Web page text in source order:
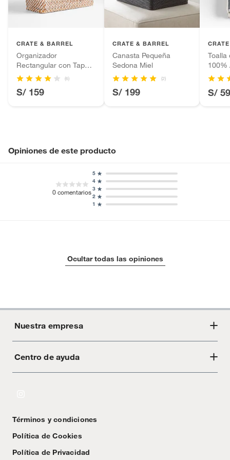
Pinturas de color a pedido.
Productos que hayan sido previamente instalados.
Baterías de auto.
Motocicletas y bicicletas motorizadas.
Licores y cigarros electrónicos.
CRATE & BARREL
Organizador
Rectangular con Tapa
Sedona Blanco(6)
S/ 159
CRATE & BARREL
Canasta Pequeña
Sedona Miel
(2)
S/ 199
Toalla
100%
S/
Opiniones de este producto
0comentarios
1
2
3
4
5
Ocultar todas las opiniones
Nuestra empresa
Acerca de Crate
Centro de ayuda
Textos Legales
Términos y condiciones
Política de Cookies
Política de Privacidad